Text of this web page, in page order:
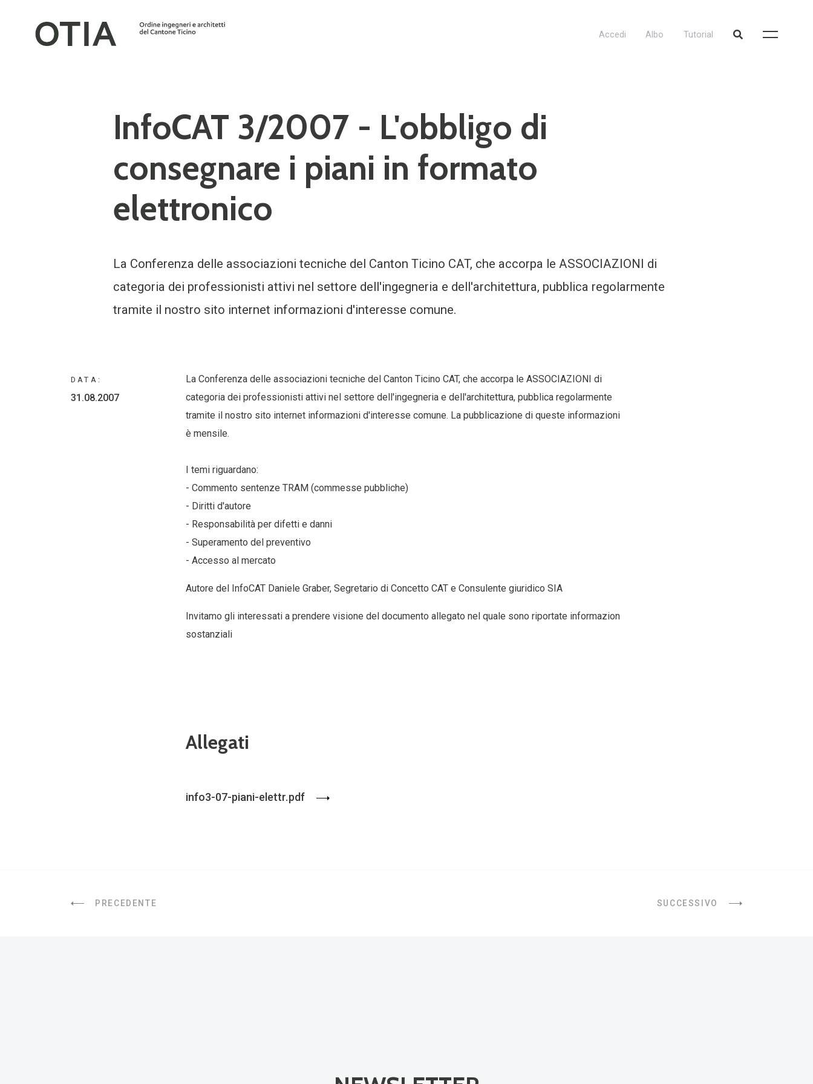
Accedi Albo Tutorial
InfoCAT 3/2007 - L'obbligo di
consegnare i piani in formato
elettronico
La Conferenza delle associazioni tecniche del Canton Ticino CAT, che accorpa le ASSOCIAZIONI di
categoria dei professionisti attivi nel settore dell'ingegneria e dell'architettura, pubblica regolarmente
tramite il nostro sito internet informazioni d'interesse comune.
DATA:
31.08.2007
La Conferenza delle associazioni tecniche del Canton Ticino CAT, che accorpa le ASSOCIAZIONI di
categoria dei professionisti attivi nel settore dell'ingegneria e dell'architettura, pubblica regolarmente
tramite il nostro sito internet informazioni d'interesse comune. La pubblicazione di queste informazioni
è mensile.
I temi riguardano:
- Commento sentenze TRAM (commesse pubbliche)
- Diritti d'autore
- Responsabilità per difetti e danni
- Superamento del preventivo
- Accesso al mercato
Autore del InfoCAT Daniele Graber, Segretario di Concetto CAT e Consulente giuridico SIA
Invitamo gli interessati a prendere visione del documento allegato nel quale sono riportate informazion
sostanziali
Allegati
info3-07-piani-elettr.pdf
PRECEDENTE SUCCESSIVO